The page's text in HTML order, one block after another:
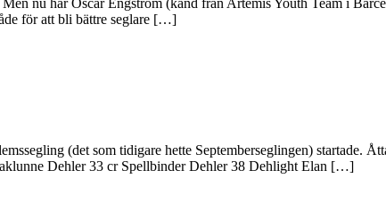
nu har Oscar Engström (känd från Artemis Youth Team i
för att bli bättre seglare […]
(det som tidigare hette Septemberseglingen) startade.
Dehler 33 cr Spellbinder Dehler 38 Dehlight Elan […]